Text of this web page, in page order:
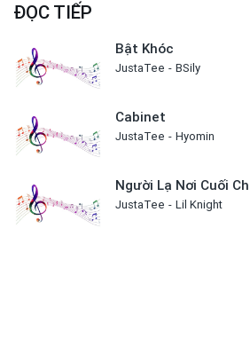
ĐỌC TIẾP
Bật Khóc
JustaTee BSily
Cabinet
JustaTee Hyomin
Người Lạ Nơi Cuối
JustaTee Lil Knight